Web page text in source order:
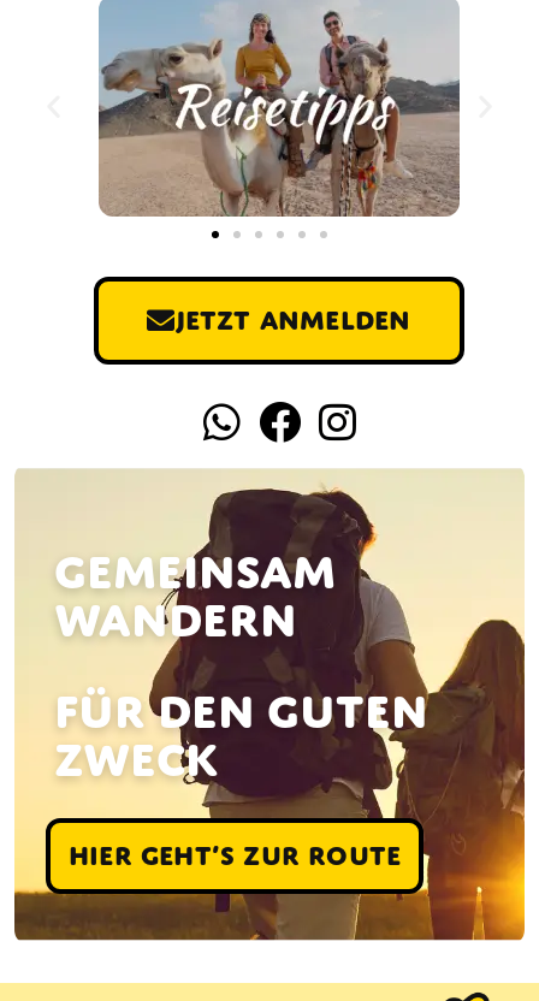
Jetzt anmelden
GEMEINSAM
WANDERN
FÜR DEN GUTEN
ZWECK
Hier geht’s zur Route